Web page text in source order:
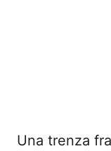
Una trenza